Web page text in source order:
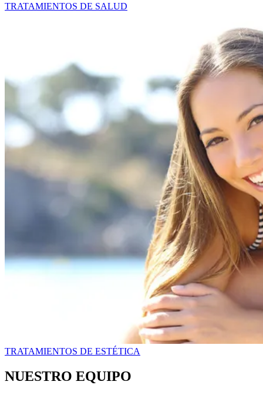
TRATAMIENTOS DE SALUD
TRATAMIENTOS DE ESTÉTICA
NUESTRO EQUIPO